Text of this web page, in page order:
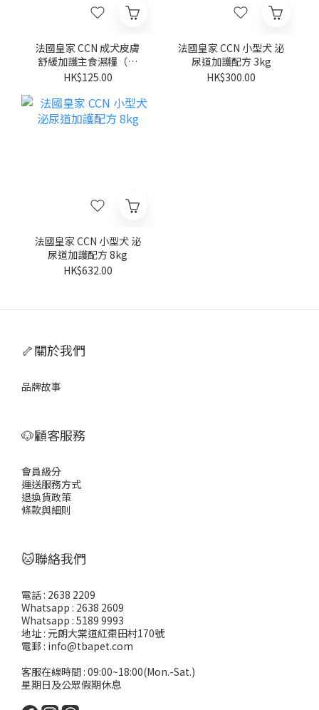
法國皇家 CCN 成犬皮膚
舒緩加護主食濕糧（肉
塊）85G (原箱12包)
HK$125.00
法國皇家 CCN 小型犬 泌
尿道加護配方 3kg
HK$300.00
法國皇家 CCN 小型犬 泌
尿道加護配方 8kg
HK$632.00
🦴關於我們
品牌故事
🐶顧客服務
會員級分
運送服務方式
退換貨政策
條款與細則
🐱聯絡我們
電話 : 2638 2209
Whatsapp : 2638 2609
Whatsapp : 5189 9993
地址 : 元朗大棠道紅棗田村170號
電郵 : info@tbapet.com
客服在線時間 : 09:00~18:00(Mon.-Sat.)
星期日及公眾假期休息